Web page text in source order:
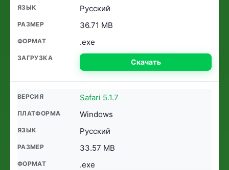
Русский
36.71 MB
.exe
Скачать
Safari 5.1.7
Windows
Русский
33.57 MB
.exe